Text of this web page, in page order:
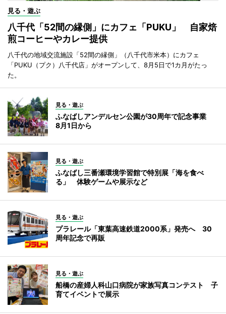
見る・遊ぶ
八千代「52間の縁側」にカフェ「PUKU」 自家焙
煎コーヒーやカレー提供
八千代の地域交流施設「52間の縁側」（八千代市米本）にカフェ
「PUKU（プク）八千代店」がオープンして、8月5日で1カ月がたっ
た。
見る・遊ぶ
ふなばしアンデルセン公園が30周年で記念事業
8月1日から
見る・遊ぶ
ふなばし三番瀬環境学習館で特別展「海を食べ
る」 体験ゲームや展示など
見る・遊ぶ
プラレール「東葉高速鉄道2000系」発売へ 30
周年記念で再販
見る・遊ぶ
船橋の産婦人科山口病院が家族写真コンテスト 子
育てイベントで展示